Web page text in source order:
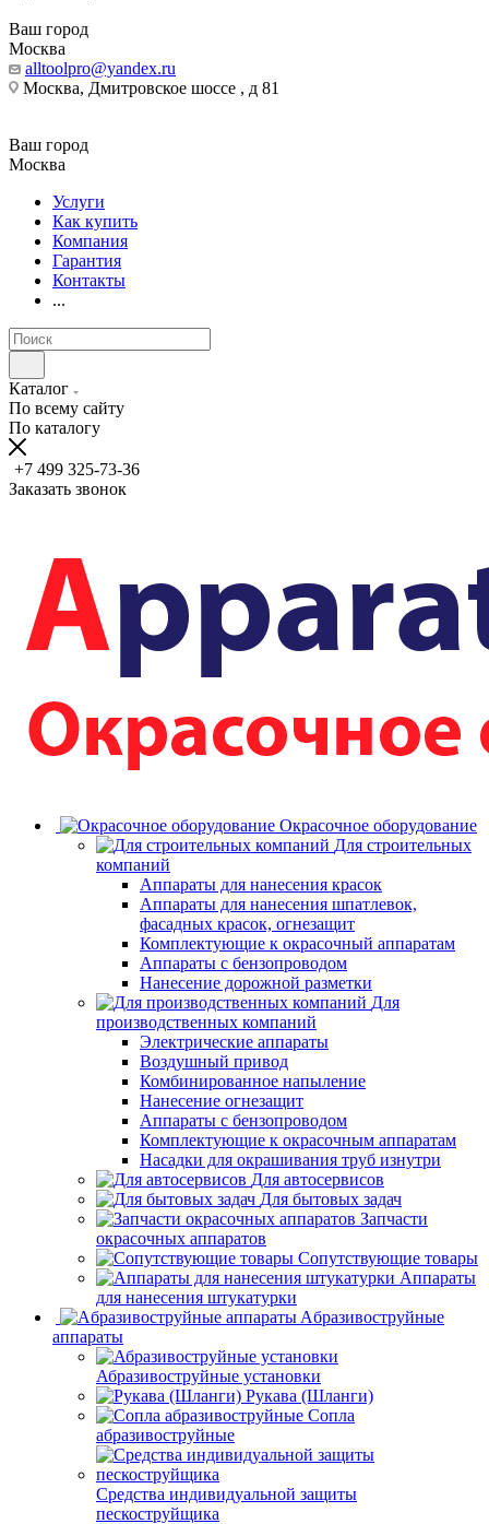
Ваш город
Москва
alltoolpro@yandex.ru
Москва, Дмитровское шоссе , д 81
Ваш город
Москва
Услуги
Как купить
Компания
Гарантия
Контакты
...
Каталог
По всему сайту
По каталогу
+7 499 325-73-36
Заказать звонок
Окрасочное оборудование
Для строительных
компаний
Аппараты для нанесения красок
Аппараты для нанесения шпатлевок,
фасадных красок, огнезащит
Комплектующие к окрасочный аппаратам
Аппараты с бензопроводом
Нанесение дорожной разметки
Для
производственных компаний
Электрические аппараты
Воздушный привод
Комбинированное напыление
Нанесение огнезащит
Аппараты с бензопроводом
Комплектующие к окрасочным аппаратам
Насадки для окрашивания труб изнутри
Для автосервисов
Для бытовых задач
Запчасти
окрасочных аппаратов
Сопутствующие товары
Аппараты
для нанесения штукатурки
Aбразивоструйные
аппараты
Абразивоструйные установки
Рукава (Шланги)
Сопла
абразивоструйные
Средства индивидуальной защиты
пескоструйщика